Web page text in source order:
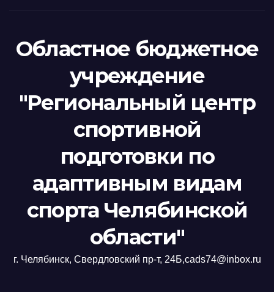
Областное бюджетное
учреждение
"Региональный центр
спортивной
подготовки по
адаптивным видам
спорта Челябинской
области"
г. Челябинск, Свердловский пр-т, 24Б,cads74@inbox.ru